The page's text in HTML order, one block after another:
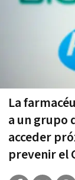
La
a un grupo
acceder
prevenir el